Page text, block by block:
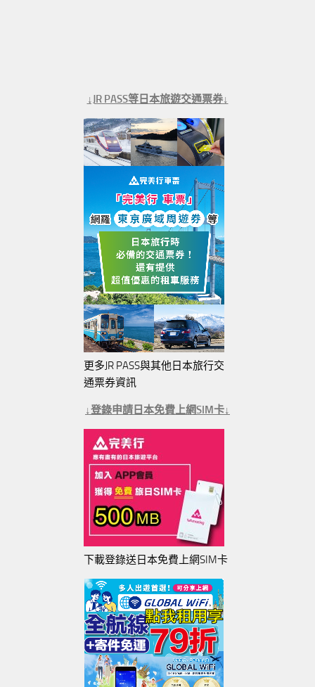
↓JR PASS等日本旅遊交通票券↓
更多JR PASS與其他日本旅行交
通票券資訊
↓登錄申請日本免費上網SIM卡↓
下載登錄送日本免費上網SIM卡